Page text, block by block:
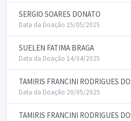
SERGIO SOARES DONATO
Data da Doação 15/05/2025
SUELEN FATIMA BRAGA
Data da Doação 14/04/2025
TAMIRIS FRANCINI RODRIGUES
Data da Doação 20/05/2025
TAMIRIS FRANCINI RODRIGUES